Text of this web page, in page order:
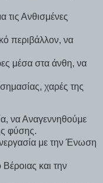
τις Ανθισμένες
περιβάλλον, να
μέσα στα άνθη, να
χαρές της
να Αναγεννηθούμε
φύσης.
με την Ένωση
και την